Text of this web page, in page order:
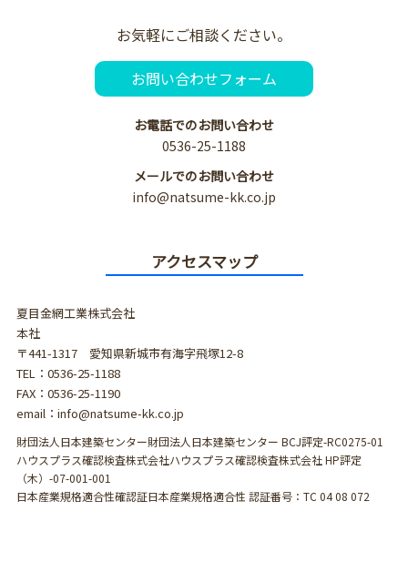
お気軽にご相談ください。
お問い合わせフォーム
お電話でのお問い合わせ
0536-25-1188
メールでのお問い合わせ
info@natsume-kk.co.jp
アクセスマップ
夏目金網工業株式会社
本社
〒441-1317 愛知県新城市有海字飛塚12-8
TEL：0536-25-1188
FAX：0536-25-1190
email：info@natsume-kk.co.jp
財団法人日本建築センター財団法人日本建築センター BCJ評定-RC0275-01
ハウスプラス確認検査株式会社ハウスプラス確認検査株式会社 HP評定
（木）-07-001-001
日本産業規格適合性確認証日本産業規格適合性 認証番号：TC 04 08 072